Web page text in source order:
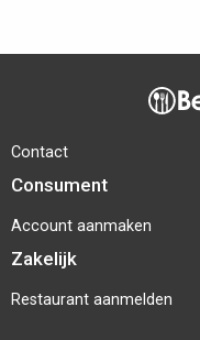
Contact
Consument
Account aanmaken
Zakelijk
Restaurant aanmelden